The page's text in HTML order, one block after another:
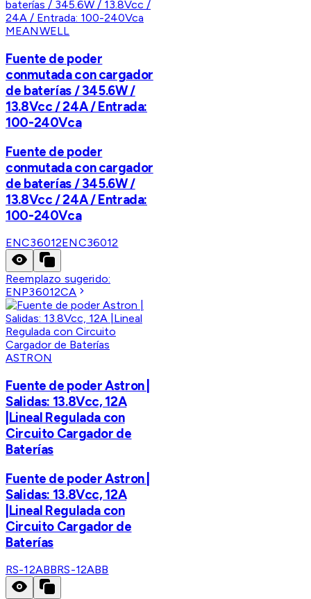
MEANWELL
Fuente de poder
conmutada con cargador
de baterías / 345.6W /
13.8Vcc / 24A / Entrada:
100-240Vca
Fuente de poder
conmutada con cargador
de baterías / 345.6W /
13.8Vcc / 24A / Entrada:
100-240Vca
ENC36012ENC36012
Reemplazo sugerido:
ENP36012CA
ASTRON
Fuente de poder Astron |
Salidas: 13.8Vcc, 12A
|Lineal Regulada con
Circuito Cargador de
Baterías
Fuente de poder Astron |
Salidas: 13.8Vcc, 12A
|Lineal Regulada con
Circuito Cargador de
Baterías
RS-12ABBRS-12ABB